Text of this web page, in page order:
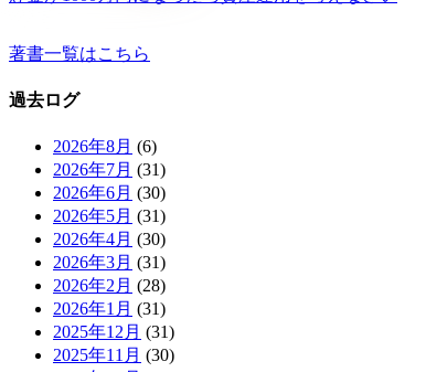
著書一覧はこちら
過去ログ
2026年8月 (6)
2026年7月 (31)
2026年6月 (30)
2026年5月 (31)
2026年4月 (30)
2026年3月 (31)
2026年2月 (28)
2026年1月 (31)
2025年12月 (31)
2025年11月 (30)